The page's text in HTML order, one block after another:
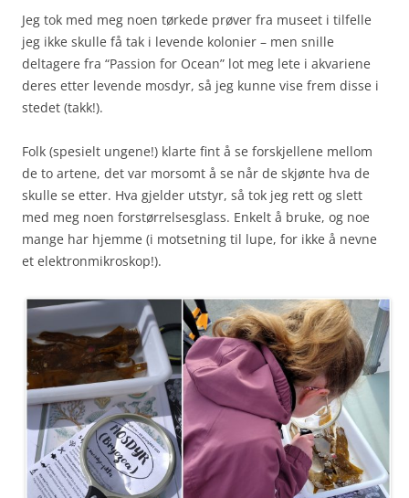
Jeg tok med meg noen tørkede prøver fra museet i tilfelle
jeg ikke skulle få tak i levende kolonier – men snille
deltagere fra “Passion for Ocean” lot meg lete i akvariene
deres etter levende mosdyr, så jeg kunne vise frem disse i
stedet (takk!).
Folk (spesielt ungene!) klarte fint å se forskjellene mellom
de to artene, det var morsomt å se når de skjønte hva de
skulle se etter. Hva gjelder utstyr, så tok jeg rett og slett
med meg noen forstørrelsesglass. Enkelt å bruke, og noe
mange har hjemme (i motsetning til lupe, for ikke å nevne
et elektronmikroskop!).